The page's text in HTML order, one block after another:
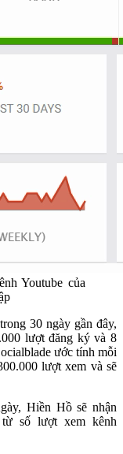
Youtube của
30 ngày gần đây,
lượt đăng ký và 8
ước tính mỗi
lượt xem và sẽ
Hiền Hồ sẽ nhận
số lượt xem kênh